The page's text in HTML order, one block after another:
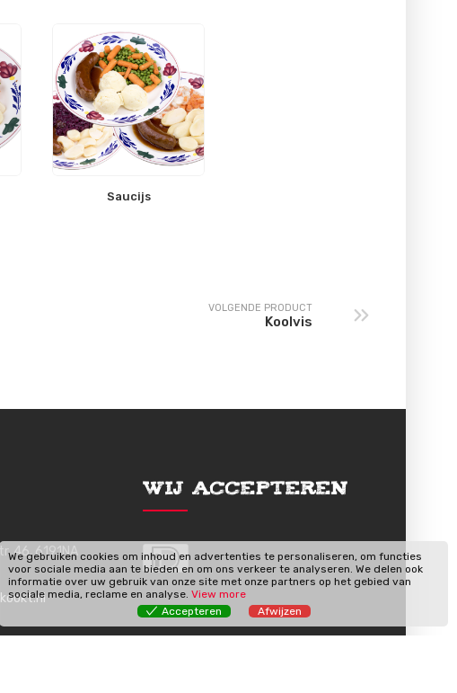
Saucijs
VOLGENDE PRODUCT
Koolvis
46, 6191NA
Wij Accepteren
We gebruiken cookies om inhoud en advertenties te personaliseren, om functies
voor sociale media aan te bieden en om ons verkeer te analyseren. We delen ook
informatie over uw gebruik van onze site met onze partners op het gebied van
sociale media, reclame en analyse. View more
Accepteren
Afwijzen